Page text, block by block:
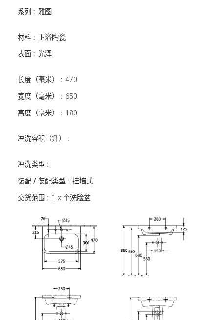
系列 : 雅图
材料 : 卫浴陶瓷
表面 : 光泽
长度（毫米） : 470
宽度（毫米） : 650
高度（毫米） : 180
冲洗容积（升） :
冲洗类型 :
装配 / 装配类型 : 挂墙式
交货范围 : 1 x 个洗脸盆